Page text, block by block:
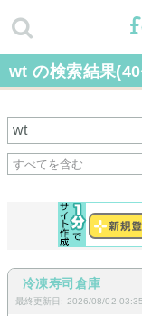
wt の検索結果
冷凍寿司倉庫
最終更新日: 2026/08/02 03:35